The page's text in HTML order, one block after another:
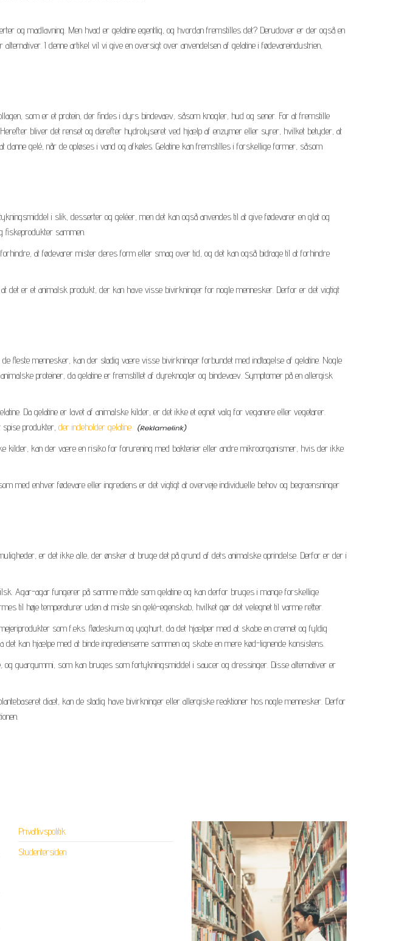
og madlavning. Men hvad er gelatine egentlig, og hvordan fremstilles det? Derudover er der også en
I denne artikel vil vi give en oversigt over anvendelsen af gelatine i fødevareindustrien,
som er et protein, der findes i dyrs bindevæv, såsom knogler, hud og sener. For at fremstille
bliver det renset og derefter hydrolyseret ved hjælp af enzymer eller syrer, hvilket betyder, at
gelé, når de opløses i vand og afkøles. Gelatine kan fremstilles i forskellige former, såsom
i slik, desserter og geléer, men det kan også anvendes til at give fødevarer en glat og
fiskeprodukter sammen.
at fødevarer mister deres form eller smag over tid, og det kan også bidrage til at forhindre
det er et animalsk produkt, der kan have visse bivirkninger for nogle mennesker. Derfor er det vigtigt
fleste mennesker, kan der stadig være visse bivirkninger forbundet med indtagelse af gelatine. Nogle
proteiner, da gelatine er fremstillet af dyreknogler og bindevæv. Symptomer på en allergisk
Da gelatine er lavet af animalske kilder, er det ikke et egnet valg for veganere eller vegetarer.
produkter, der indeholder gelatine.
kilder, kan der være en risiko for forurening med bakterier eller andre mikroorganismer, hvis der ikke
med enhver fødevare eller ingrediens er det vigtigt at overveje individuelle behov og begrænsninger
er det ikke alle, der ønsker at bruge det på grund af dets animalske oprindelse. Derfor er der i
Agar-agar fungerer på samme måde som gelatine og kan derfor bruges i mange forskellige
til høje temperaturer uden at miste sin gelé-egenskab, hvilket gør det velegnet til varme retter.
som f.eks. flødeskum og yoghurt, da det hjælper med at skabe en cremet og fyldig
kan hjælpe med at binde ingredienserne sammen og skabe en mere kød-lignende konsistens.
guargummi, som kan bruges som fortykningsmiddel i saucer og dressinger. Disse alternativer er
diæt, kan de stadig have bivirkninger eller allergiske reaktioner hos nogle mennesker. Derfor
Privatlivspolitik
Studentersiden